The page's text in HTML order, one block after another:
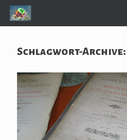
Zum
Inhalt
springen
Schlagwort-Archive: